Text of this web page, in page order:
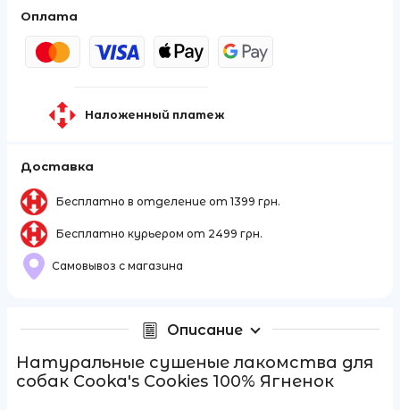
Оплата
Наложенный платеж
Доставка
Бесплатно в отделение от 1399 грн.
Бесплатно курьером от 2499 грн.
Самовывоз с магазина
Описание
Натуральные сушеные лакомства для
собак Cooka's Cookies 100% Ягненок